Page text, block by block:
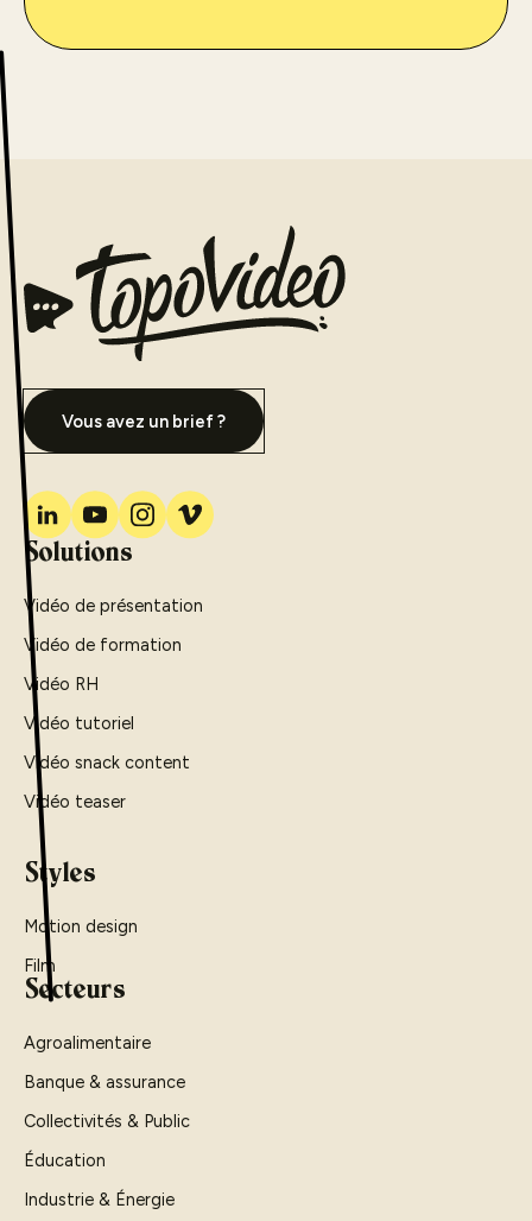
Vous avez un brief ?
Solutions
Vidéo de présentation
Vidéo de formation
Vidéo RH
Vidéo tutoriel
Vidéo snack content
Vidéo teaser
Styles
Motion design
Film
Secteurs
Agroalimentaire
Banque & assurance
Collectivités & Public
Éducation
Industrie & Énergie